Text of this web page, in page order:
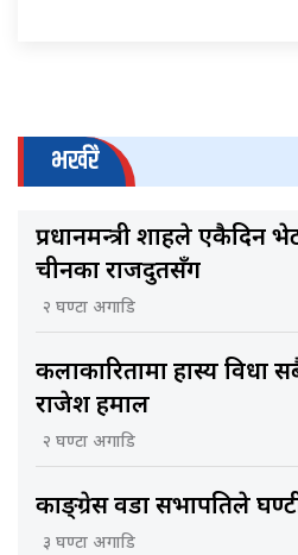
भर्खरै
प्रधानमन्त्री शाहले एकैदिन
चीनका राजदुतसँग
२ घण्टा अगाडि
कलाकारितामा हास्य विधा
राजेश हमाल
२ घण्टा अगाडि
काङ्ग्रेस वडा सभापतिले
३ घण्टा अगाडि